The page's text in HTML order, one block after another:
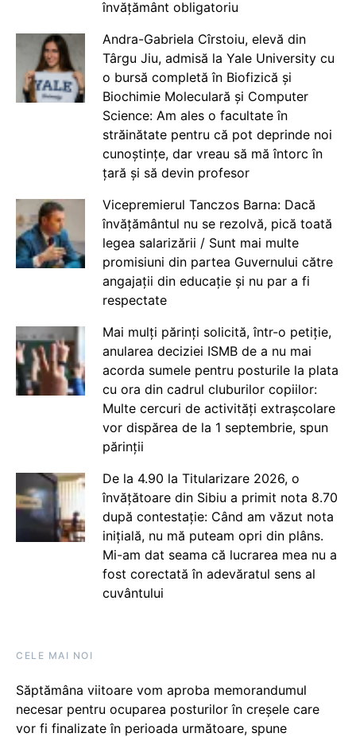
învățământ obligatoriu
Andra-Gabriela Cîrstoiu, elevă din
Târgu Jiu, admisă la Yale University cu
o bursă completă în Biofizică și
Biochimie Moleculară și Computer
Science: Am ales o facultate în
străinătate pentru că pot deprinde noi
cunoștințe, dar vreau să mă întorc în
țară și să devin profesor
Vicepremierul Tanczos Barna: Dacă
învățământul nu se rezolvă, pică toată
legea salarizării / Sunt mai multe
promisiuni din partea Guvernului către
angajații din educație și nu par a fi
respectate
Mai mulți părinți solicită, într-o petiție,
anularea deciziei ISMB de a nu mai
acorda sumele pentru posturile la plata
cu ora din cadrul cluburilor copiilor:
Multe cercuri de activități extrașcolare
vor dispărea de la 1 septembrie, spun
părinții
De la 4.90 la Titularizare 2026, o
învățătoare din Sibiu a primit nota 8.70
după contestație: Când am văzut nota
inițială, nu mă puteam opri din plâns.
Mi-am dat seama că lucrarea mea nu a
fost corectată în adevăratul sens al
cuvântului
CELE MAI NOI
Săptămâna viitoare vom aproba memorandumul
necesar pentru ocuparea posturilor în creșele care
vor fi finalizate în perioada următoare, spune